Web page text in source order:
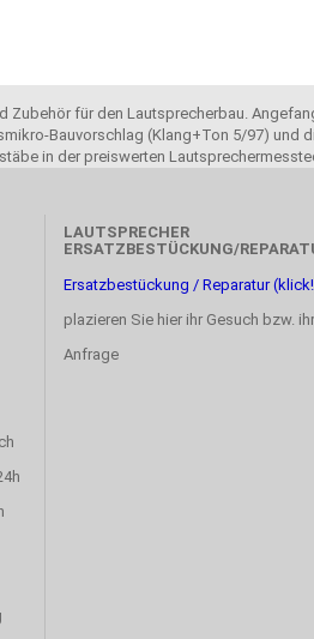
für den Lautsprecherbau.
Bauvorschlag (Klang+Ton 5/97)
in der preiswerten
LAUTSPRECHER
ERSATZBESTÜCKUNG/
Ersatzbestückung / Reparatur
plazieren Sie hier ihr Gesuch bzw.
Anfrage